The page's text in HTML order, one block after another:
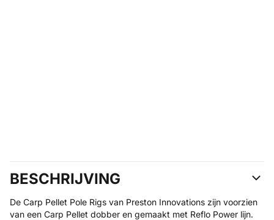
BESCHRIJVING
De Carp Pellet Pole Rigs van Preston Innovations zijn voorzien
van een Carp Pellet dobber en gemaakt met Reflo Power lijn.